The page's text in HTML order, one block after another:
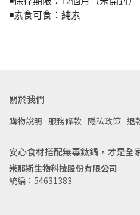
◾️素食可食：純素
關於我們
購物說明 服務條款 隱私政策 退
安心食材搭配無毒鈦鍋，才是全
米那斯生物科技股份有限公司
統編：54631383